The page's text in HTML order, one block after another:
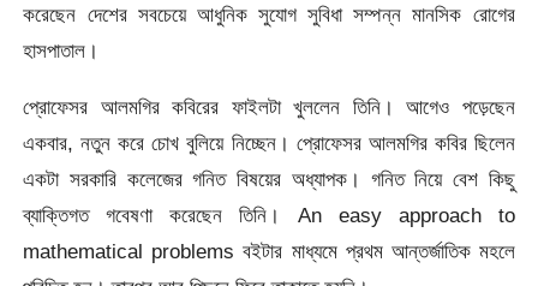
করেছেন দেশের সবচেয়ে আধুনিক সুযোগ সুবিধা সম্পন্ন মানসিক রোগের
হাসপাতাল।
প্রোফেসর আলমগির কবিরের ফাইলটা খুললেন তিনি। আগেও পড়েছেন
একবার, নতুন করে চোখ বুলিয়ে নিচ্ছেন। প্রোফেসর আলমগির কবির ছিলেন
একটা সরকারি কলেজের গনিত বিষয়ের অধ্যাপক। গনিত নিয়ে বেশ কিছু
ব্যাক্তিগত গবেষণা করেছেন তিনি। An easy approach to
mathematical problems বইটার মাধ্যমে প্রথম আন্তর্জাতিক মহলে